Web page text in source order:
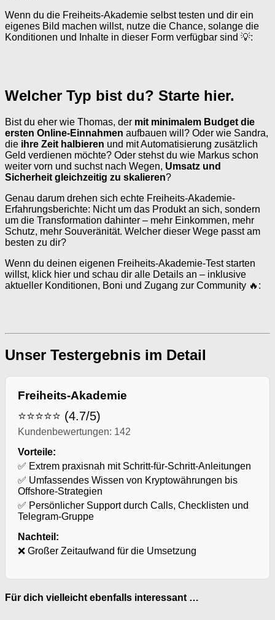
Wenn du die Freiheits-Akademie selbst testen und dir ein
eigenes Bild machen willst, nutze die Chance, solange die
Konditionen und Inhalte in dieser Form verfügbar sind 💡:
Welcher Typ bist du? Starte hier.
Bist du eher wie Thomas, der mit minimalem Budget die
ersten Online-Einnahmen aufbauen will? Oder wie Sandra,
die ihre Zeit halbieren und mit Automatisierung zusätzlich
Geld verdienen möchte? Oder stehst du wie Markus schon
weiter vorn und suchst nach Wegen, Umsatz und
Sicherheit gleichzeitig zu skalieren?
Genau darum drehen sich echte Freiheits-Akademie-
Erfahrungsberichte: Nicht um das Produkt an sich, sondern
um die Transformation dahinter – mehr Einkommen, mehr
Schutz, mehr Souveränität. Welcher dieser Wege passt am
besten zu dir?
Wenn du deinen eigenen Freiheits-Akademie-Test starten
willst, klick hier und schau dir alle Details an – inklusive
aktueller Konditionen, Boni und Zugang zur Community 🔥:
Unser Testergebnis im Detail
Freiheits-Akademie
⭐⭐⭐⭐⭐ (4.7/5)
Kundenbewertungen: 142
Vorteile:
✅ Extrem praxisnah mit Schritt-für-Schritt-Anleitungen
✅ Umfassendes Wissen von Kryptowährungen bis
Offshore-Strategien
✅ Persönlicher Support durch Calls, Checklisten und
Telegram-Gruppe
Nachteil:
❌ Großer Zeitaufwand für die Umsetzung
Für dich vielleicht ebenfalls interessant …